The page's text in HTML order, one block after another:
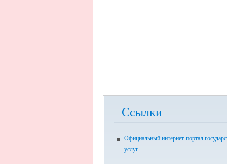
Ссылки
Официальный интернет-портал
услуг